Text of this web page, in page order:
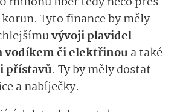
Tyto finance by měly
vývoji plavidel
vodíkem či elektřinou a také
přístavů. Ty by měly dostat
a nabíječky.